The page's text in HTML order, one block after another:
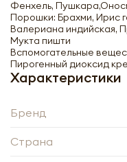
Фенхель,
Порошки: Брахми, Ирис
Валериана индийская,
Мукта пишти
Вспомогательные
Пирогенный диоксид
Характеристики
Бренд
Страна
Нажимая кнопку
на обработку
данных», на
Заполняя форму я
рассылку
Нажимая кнопку
на обработку
27.07.2006 года №
данных», на
Заполняя форму я